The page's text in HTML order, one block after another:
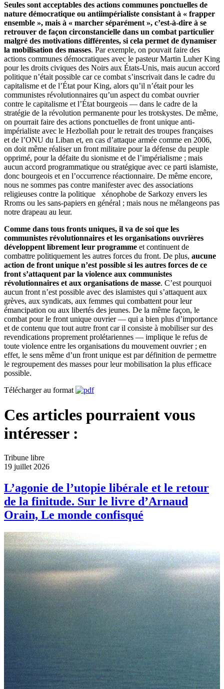
Seules sont acceptables des actions communes ponctuelles de
nature démocratique ou antiimpérialiste consistant à « frapper
ensemble », mais à « marcher séparément », c’est-à-dire à se
retrouver de façon circonstancielle dans un combat particulier
malgré des motivations différentes, si cela permet de dynamiser
la mobilisation des masses. Par exemple, on pouvait faire des
actions communes démocratiques avec le pasteur Martin Luher King
pour les droits civiques des Noirs aux États-Unis, mais aucun accord
politique n’était possible car ce combat s’inscrivait dans le cadre du
capitalisme et de l’État pour King, alors qu’il n’était pour les
communistes révolutionnaires qu’un aspect du combat ouvrier
contre le capitalisme et l’État bourgeois — dans le cadre de la
stratégie de la révolution permanente pour les trotskystes. De même,
on pourrait faire des actions ponctuelles de front unique anti-
impérialiste avec le Hezbollah pour le retrait des troupes françaises
et de l’ONU du Liban et, en cas d’attaque armée comme en 2006,
on doit même réaliser un front militaire pour la défense du peuple
opprimé, pour la défaite du sionisme et de l’impérialisme ; mais
aucun accord programmatique ou stratégique avec ce parti islamiste,
donc bourgeois et en l’occurrence réactionnaire. De même encore,
nous ne sommes pas contre manifester avec des associations
religieuses contre la politique xénophobe de Sarkozy envers les
Rroms ou les sans-papiers en général ; mais nous ne mélangeons pas
notre drapeau au leur.
Comme dans tous fronts uniques, il va de soi que les
communistes révolutionnaires et les organisations ouvrières
développent librement leur programme et continuent de
combattre politiquement les autres forces du front. De plus, aucune
action de front unique n’est possible si les autres forces de ce
front s’attaquent par la violence aux communistes
révolutionnaires et aux organisations de masse. C’est pourquoi
aucun front n’est possible avec des islamistes qui s’attaquent aux
grèves, aux syndicats, aux femmes qui combattent pour leur
émancipation ou aux libertés des jeunes. De la même façon, le
combat pour le front unique ouvrier — qui a bien plus d’importance
et de contenu que tout autre front car il consiste à mobiliser sur des
revendications proprement prolétariennes — implique le refus de
toute violence entre les organisations du mouvement ouvrier ; en
effet, le sens même d’un front unique est par définition de permettre
le regroupement des masses pour leur mobilisation la plus efficace
possible.
Télécharger au format
Ces articles pourraient vous
intéresser :
Tribune libre
19 juillet 2026
L’agonie de l’utopie libérale et le retour
de la finitude. Sur le livre d’Arnaud
Orain, Le monde confisqué